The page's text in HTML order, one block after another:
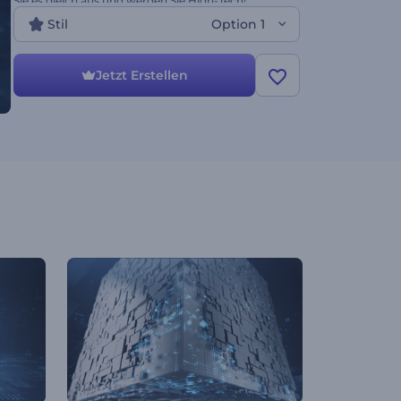
Stil Option 1
Jetzt Erstellen